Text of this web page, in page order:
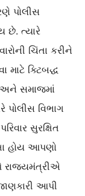
પોલીસ
છે. ત્યારે
ચિંતા કરીને
ક્ટિબદ્ધ
સમાજમાં
વિભાગ
સુરક્ષિત
હોય આપણો
રાજ્યમંત્રીએ
આપી